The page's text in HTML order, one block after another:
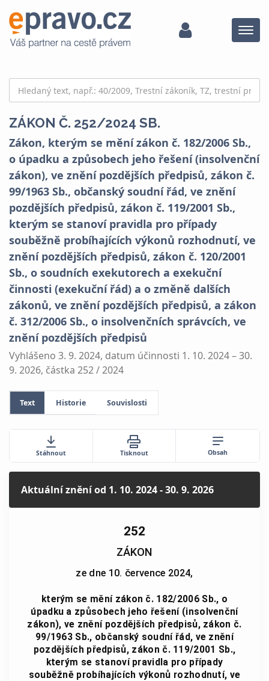
Menu
ZÁKON Č. 252/2024 SB.
Zákon, kterým se mění zákon č. 182/2006 Sb.,
o úpadku a způsobech jeho řešení (insolvenční
zákon), ve znění pozdějších předpisů, zákon č.
99/1963 Sb., občanský soudní řád, ve znění
pozdějších předpisů, zákon č. 119/2001 Sb.,
kterým se stanoví pravidla pro případy
souběžně probíhajících výkonů rozhodnutí, ve
znění pozdějších předpisů, zákon č. 120/2001
Sb., o soudních exekutorech a exekuční
činnosti (exekuční řád) a o změně dalších
zákonů, ve znění pozdějších předpisů, a zákon
č. 312/2006 Sb., o insolvenčních správcích, ve
znění pozdějších předpisů
Vyhlášeno 3. 9. 2024, datum účinnosti 1. 10. 2024 – 30.
9. 2026, částka 252 / 2024
Text Historie Souvislosti
Stáhnout Tisknout Obsah
Aktuální zněníod 1. 10. 2024 - 30. 9. 2026
252
ZÁKON
ze dne 10. července 2024,
kterým se mění zákon č. 182/2006 Sb., o
úpadku a způsobech jeho řešení (insolvenční
zákon), ve znění pozdějších předpisů, zákon č.
99/1963 Sb., občanský soudní řád, ve znění
pozdějších předpisů, zákon č. 119/2001 Sb.,
kterým se stanoví pravidla pro případy
souběžně probíhajících výkonů rozhodnutí, ve